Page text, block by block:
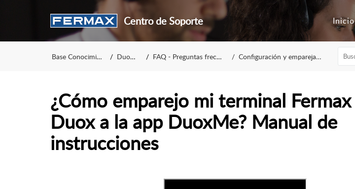
Centro de Soporte Inicio
Base Conocimiento DuoxMe FAQ - Preguntas frecuentes Configuración y emparejamiento
¿Cómo emparejo mi terminal Fermax
Duox a la app DuoxMe? Manual de
instrucciones